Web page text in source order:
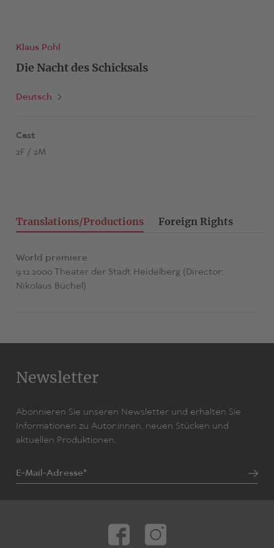
Klaus Pohl
Die Nacht des Schicksals
Deutsch
Cast
2F / 2M
Translations/Productions Foreign Rights
World premiere
9.12.2000 Theater der Stadt Heidelberg (Director:
Nikolaus Büchel)
Newsletter
Abonnieren Sie unseren Newsletter und erhalten Sie
Informationen zu Autor:innen, neuen Stücken und
aktuellen Produktionen.
E-Mail-Adresse*